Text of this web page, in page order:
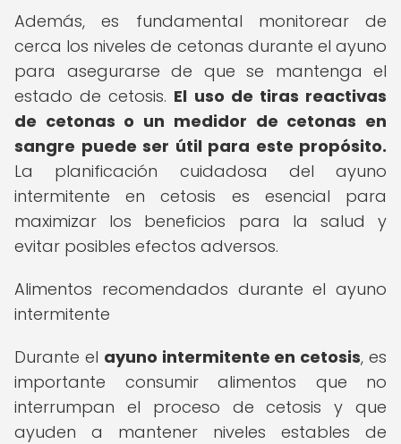
Además, es fundamental monitorear de
cerca los niveles de cetonas durante el ayuno
para asegurarse de que se mantenga el
estado de cetosis. El uso de tiras reactivas
de cetonas o un medidor de cetonas en
sangre puede ser útil para este propósito.
La planificación cuidadosa del ayuno
intermitente en cetosis es esencial para
maximizar los beneficios para la salud y
evitar posibles efectos adversos.
Alimentos recomendados durante el ayuno
intermitente
Durante el ayuno intermitente en cetosis, es
importante consumir alimentos que no
interrumpan el proceso de cetosis y que
ayuden a mantener niveles estables de